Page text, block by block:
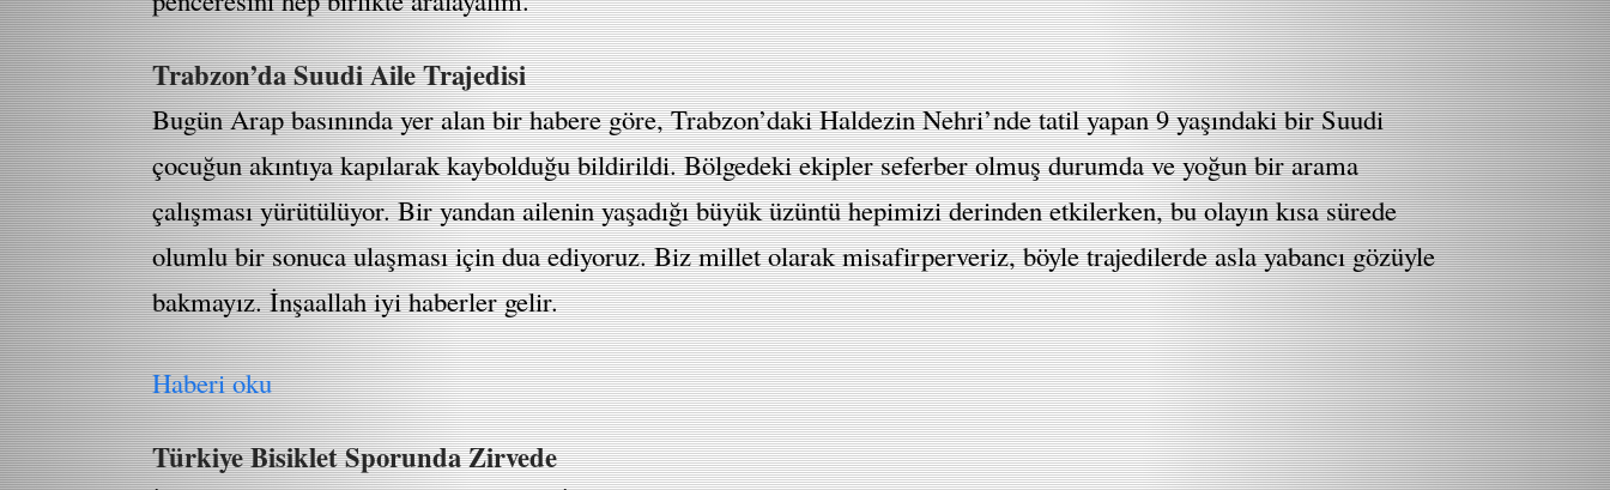
Trabzon’da Suudi Aile Trajedisi
Bugün Arap basınında yer alan bir habere göre, Trabzon’daki Haldezin Nehri’nde tatil yapan 9 yaşındaki bir Suudi
çocuğun akıntıya kapılarak kaybolduğu bildirildi. Bölgedeki ekipler seferber olmuş durumda ve yoğun bir arama
çalışması yürütülüyor. Bir yandan ailenin yaşadığı büyük üzüntü hepimizi derinden etkilerken, bu olayın kısa sürede
olumlu bir sonuca ulaşması için dua ediyoruz. Biz millet olarak misafirperveriz, böyle trajedilerde asla yabancı gözüyle
bakmayız. İnşaallah iyi haberler gelir.
Haberi oku
Türkiye Bisiklet Sporunda Zirvede